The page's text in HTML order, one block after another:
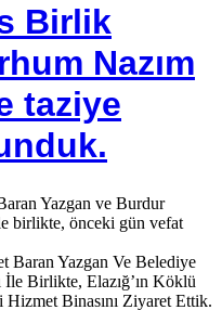
Birlik
Nazım
taziye
Yazgan ve Burdur
birlikte, önceki gün vefat